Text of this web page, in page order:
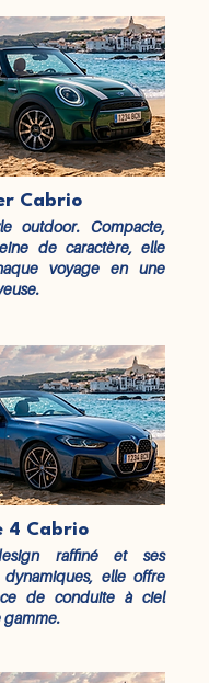
Cabrio
outdoor. Compacte,
de caractère, elle
voyage en une
4 Cabrio
raffiné et ses
dynamiques, elle offre
de conduite à ciel
gamme.